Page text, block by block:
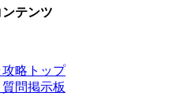
テンツ
略トップ
問掲示板